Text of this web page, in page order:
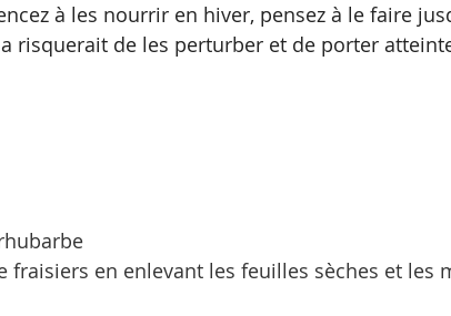
à les nourrir en hiver, pensez à le faire
risquerait de les perturber et de porter
fraisiers en enlevant les feuilles sèches et les